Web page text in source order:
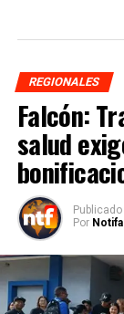
REGIONALES
Falcón:
salud
Publicado
Por